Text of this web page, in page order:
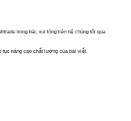
trong bài, vui lòng liên hệ chúng tôi qua
tục nâng cao chất lượng của bài viết.